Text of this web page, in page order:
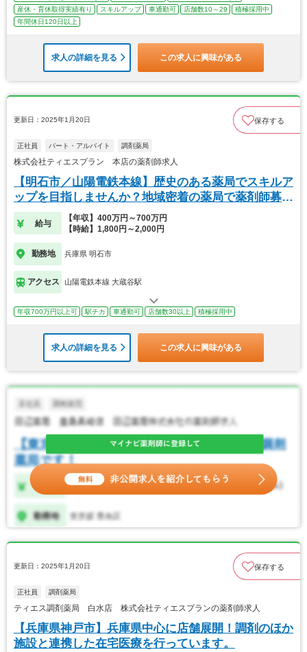
産休・育休取得実績有り
スキルアップ 車通勤可 店舗数10～29
積極採用中
年間休日120日以上
求人の詳細を見る この求人に興味がある
更新日：2025年1月20日 保存する
正社員 パート・アルバイト 調剤薬局
株式会社ティエスプラン 本店の薬剤師求人
【明石市／山陽電鉄本線】歴史のある薬局でスキルア
ップを目指しませんか？地域密着の薬局で薬剤師募集
★
給与
【年収】400万円～700万円
【時給】1,800円～2,000円
勤務地 兵庫県 明石市
アクセス 山陽電鉄本線 大蔵谷駅
年収700万円以上可 駅チカ 車通勤可 店舗数30以上 積極採用中
求人の詳細を見る この求人に興味がある
更新日：2025年1月20日 保存する
正社員 調剤薬局
ティエス調剤薬局 白水店 株式会社ティエスプランの薬剤師求人
【兵庫県神戸市】兵庫県中心に店舗展開！調剤のほか
施設と連携した在宅医療を行っています。